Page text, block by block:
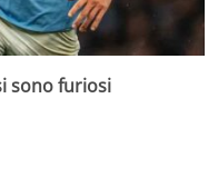
sono furiosi